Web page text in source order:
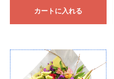
カートに入れる